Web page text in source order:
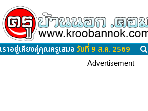
เราอยู่เคียงคู่คุณครูเสมอ วันที่ 9 ส.ค. 2569
Advertisement